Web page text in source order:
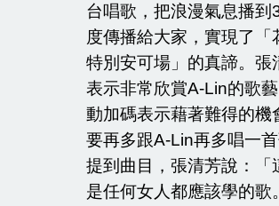
台唱歌，把浪漫氣息播到
度傳播給大家，實現了「
特別安可場」的真諦。張
表示非常欣賞A-Lin的歌
動加碼表示藉著難得的機
要再多跟A-Lin再多唱一首
提到曲目，張清芳說：「
是任何女人都應該學的歌